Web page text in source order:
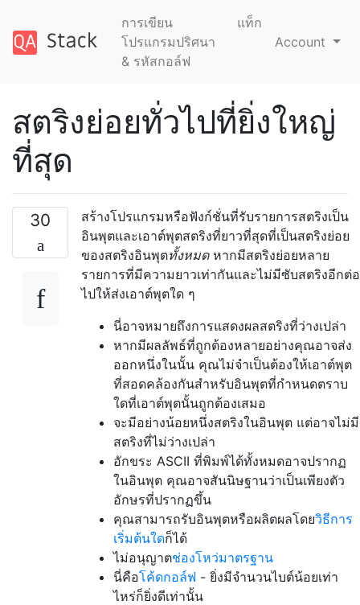
การเขียน
โปรแกรมปริศนา
& รหัสกอล์ฟ
แท็ก
Account
สตริงย่อยทั่วไปที่ยิ่งใหญ่
ที่สุด
30
สร้างโปรแกรมหรือฟังก์ชั่นที่รับรายการสตริงเป็น
อินพุตและเอาต์พุตสตริงที่ยาวที่สุดที่เป็นสตริงย่อย
ของสตริงอินพุตทั้งหมด หากมีสตริงย่อยหลาย
รายการที่มีความยาวเท่ากันและไม่มีซับสตริงอีกต่อ
ไปให้ส่งเอาต์พุตใด ๆ
นี่อาจหมายถึงการแสดงผลสตริงที่ว่างเปล่า
หากมีผลลัพธ์ที่ถูกต้องหลายอย่างคุณอาจส่ง
ออกหนึ่งในนั้น คุณไม่จำเป็นต้องให้เอาต์พุต
ที่สอดคล้องกันสำหรับอินพุตที่กำหนดตราบ
ใดที่เอาต์พุตนั้นถูกต้องเสมอ
จะมีอย่างน้อยหนึ่งสตริงในอินพุต แต่อาจไม่มี
สตริงที่ไม่ว่างเปล่า
อักขระ ASCII ที่พิมพ์ได้ทั้งหมดอาจปรากฏ
ในอินพุต คุณอาจสันนิษฐานว่าเป็นเพียงตัว
อักษรที่ปรากฏขึ้น
คุณสามารถรับอินพุตหรือผลิตผลโดยวิธีการ
เริ่มต้นใดก็ได้
ไม่อนุญาตช่องโหว่มาตรฐาน
นี่คือโค้ดกอล์ฟ - ยิ่งมีจำนวนไบต์น้อยเท่า
ไหร่ก็ยิ่งดีเท่านั้น